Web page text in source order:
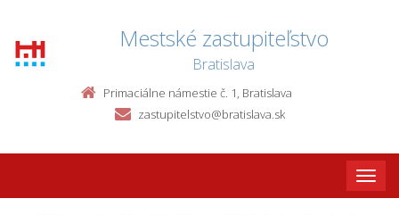
Mestské zastupiteľstvo
Bratislava
Primaciálne námestie č. 1, Bratislava
zastupitelstvo@bratislava.sk
Toggle